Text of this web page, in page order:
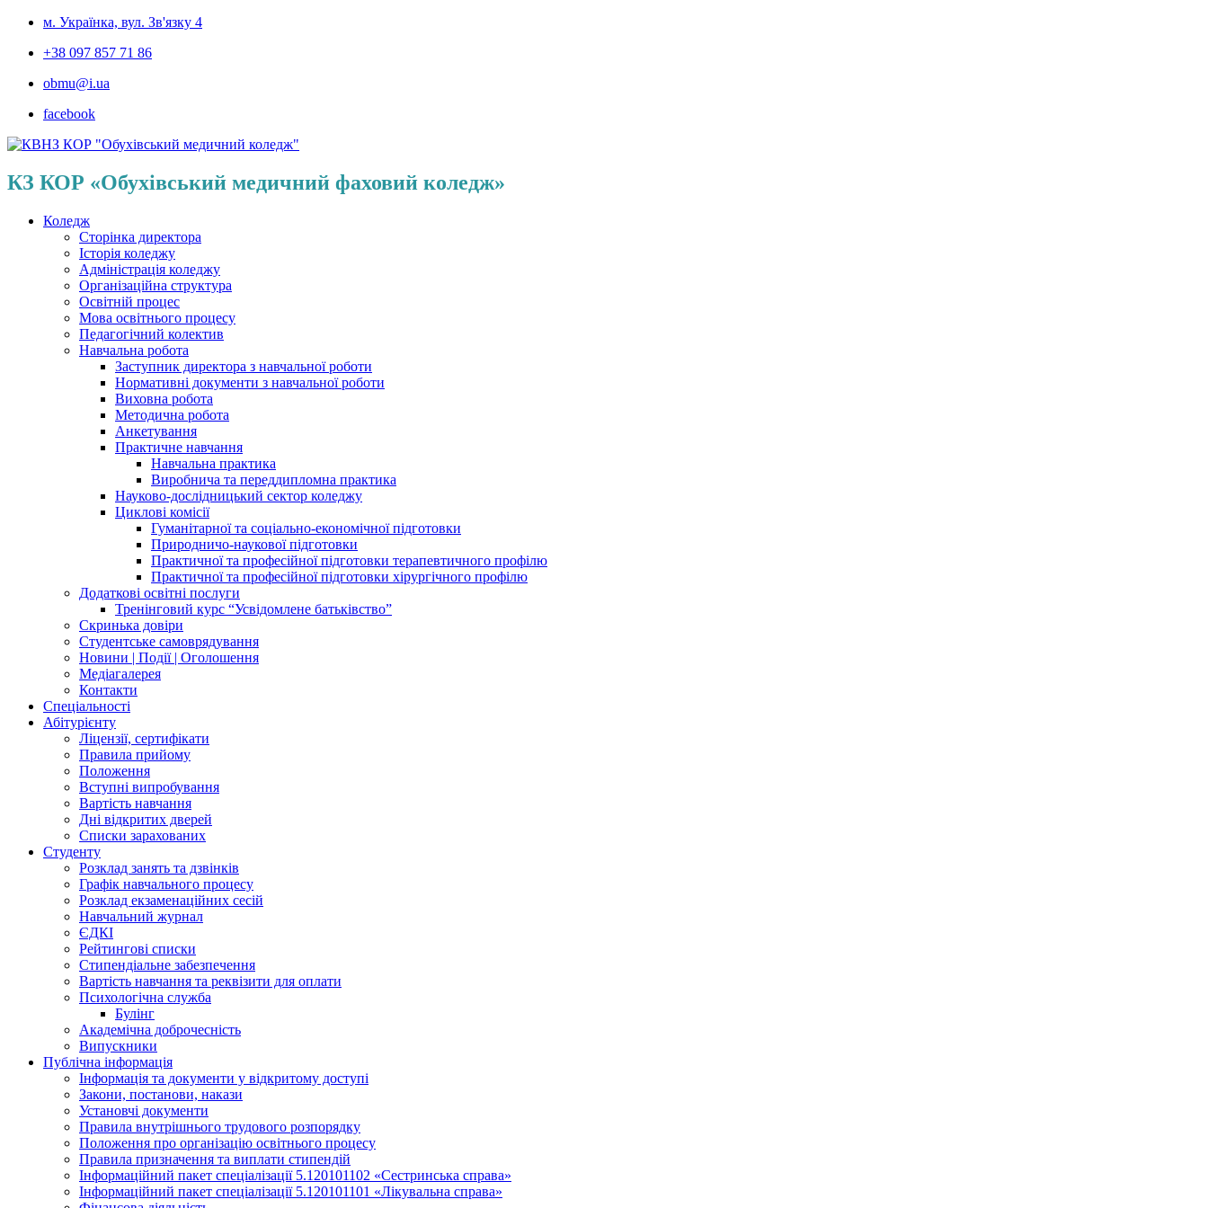
м. Українка, вул. Зв'язку 4
+38 097 857 71 86
obmu@i.ua
facebook
КЗ КОР «Обухівський медичний фаховий коледж»
Коледж
Сторінка директора
Історія коледжу
Адміністрація коледжу
Організаційна структура
Освітній процес
Мова освітнього процесу
Педагогічний колектив
Навчальна робота
Заступник директора з навчальної роботи
Нормативні документи з навчальної роботи
Виховна робота
Методична робота
Анкетування
Практичне навчання
Навчальна практика
Виробнича та переддипломна практика
Науково-дослідницький сектор коледжу
Циклові комісії
Гуманітарної та соціально-економічної підготовки
Природничо-наукової підготовки
Практичної та професійної підготовки терапевтичного профілю
Практичної та професійної підготовки хірургічного профілю
Додаткові освітні послуги
Тренінговий курс “Усвідомлене батьківство”
Скринька довіри
Студентське самоврядування
Новини | Події | Оголошення
Медіагалерея
Контакти
Спеціальності
Абітурієнту
Ліцензії, сертифікати
Правила прийому
Положення
Вступні випробування
Вартість навчання
Дні відкритих дверей
Списки зарахованих
Студенту
Розклад занять та дзвінків
Графік навчального процесу
Розклад екзаменаційних сесій
Навчальний журнал
ЄДКІ
Рейтингові списки
Стипендіальне забезпечення
Вартість навчання та реквізити для оплати
Психологічна служба
Булінг
Академічна доброчесність
Випускники
Публічна інформація
Інформація та документи у відкритому доступі
Закони, постанови, накази
Установчі документи
Правила внутрішнього трудового розпорядку
Положення про організацію освітнього процесу
Правила призначення та виплати стипендій
Інформаційний пакет спеціалізації 5.120101102 «Сестринська справа»
Інформаційний пакет спеціалізації 5.120101101 «Лікувальна справа»